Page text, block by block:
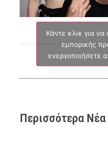
Κάντε κλικ για
εμπορικής
ενεργοποιήσετε
Περισσότερα